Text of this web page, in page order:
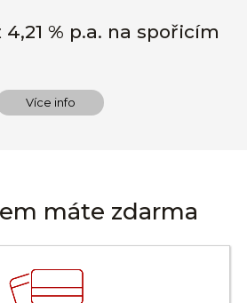
% p.a. na spořicím
Více info
máte zdarma